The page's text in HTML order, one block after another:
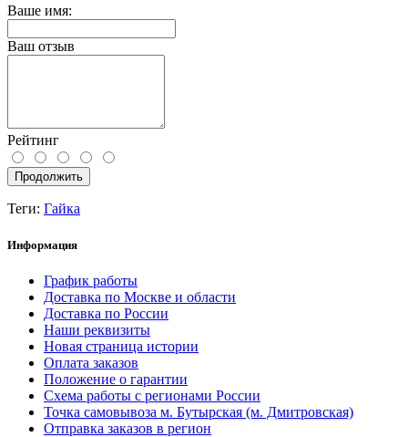
Ваше имя:
Ваш отзыв
Рейтинг
Продолжить
Теги: Гайка
Информация
График работы
Доставка по Москве и области
Доставка по России
Наши реквизиты
Новая страница истории
Оплата заказов
Положение о гарантии
Схема работы с регионами России
Точка самовывоза м. Бутырская (м. Дмитровская)
Отправка заказов в регион